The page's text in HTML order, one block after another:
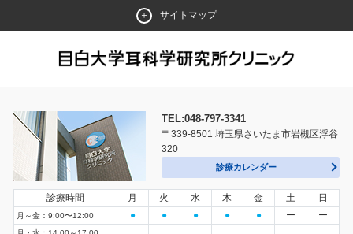
サイトマップ
TEL:048-797-3341
〒339-8501 埼玉県さいたま市岩槻区浮谷
320
診療カレンダー
診療時間 月 火 水 木 金 土 日
月～金：9:00〜12:00 ● ● ● ● ● ー ー